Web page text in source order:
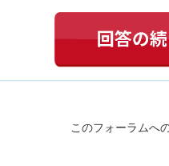
このフォーラムへ